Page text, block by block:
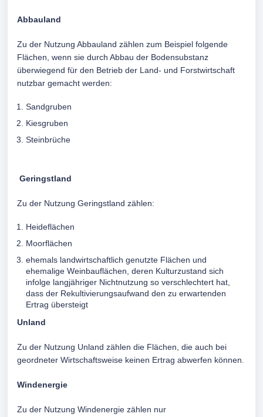
Abbauland
Zu der Nutzung Abbauland zählen zum Beispiel folgende
Flächen, wenn sie durch Abbau der Bodensubstanz
überwiegend für den Betrieb der Land- und Forstwirtschaft
nutzbar gemacht werden:
Sandgruben
Kiesgruben
Steinbrüche
Geringstland
Zu der Nutzung Geringstland zählen:
Heideflächen
Moorflächen
ehemals landwirtschaftlich genutzte Flächen und
ehemalige Weinbauflächen, deren Kulturzustand sich
infolge langjähriger Nichtnutzung so verschlechtert hat,
dass der Rekultivierungsaufwand den zu erwartenden
Ertrag übersteigt
Unland
Zu der Nutzung Unland zählen die Flächen, die auch bei
geordneter Wirtschaftsweise keinen Ertrag abwerfen können.
Windenergie
Zu der Nutzung Windenergie zählen nur